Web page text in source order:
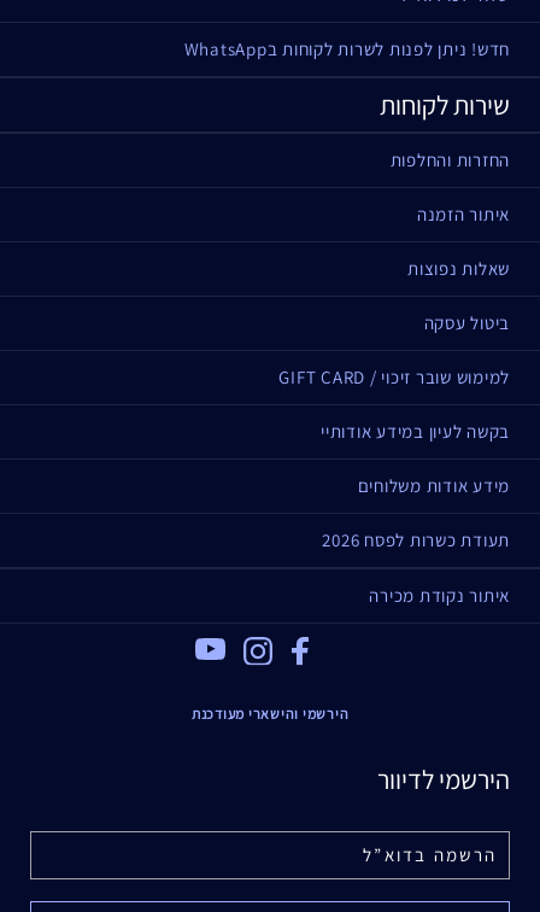
חדש! ניתן לפנות לשרות לקוחות בWhatsApp
שירות לקוחות
החזרות והחלפות
איתור הזמנה
שאלות נפוצות
ביטול עסקה
למימוש שובר זיכוי / GIFT CARD
בקשה לעיון במידע אודותיי
מידע אודות משלוחים
תעודת כשרות לפסח 2026
איתור נקודת מכירה
Facebook
הירשמי והישארי מעודכנת
הירשמי לדיוור